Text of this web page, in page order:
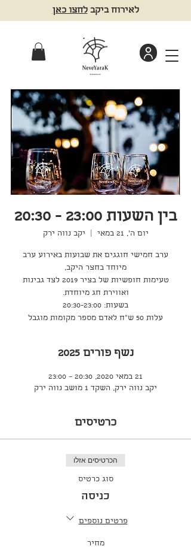
לאירוח ביקבלחצו כאן
בין השעות 23:00 - 20:30
יום ה׳, 21 במאי יקב נווה ירק
ערב חמישי חוגגים את שבועות באירוע ערב
טעימות חופשיות של בציר 2019 לצד גבינות
עלות 50 ש"ח לאדם מספר מקומות מוגבל
נשף פורים 2025
21 במאי 2020, 20:30 – 23:00
יקב נווה ירק, השקד 1 מושב נווה ירק
כרטיסים
הכרטיסים אזלו
סוג כרטיס
כניסה
פרטים נוספים
מחיר